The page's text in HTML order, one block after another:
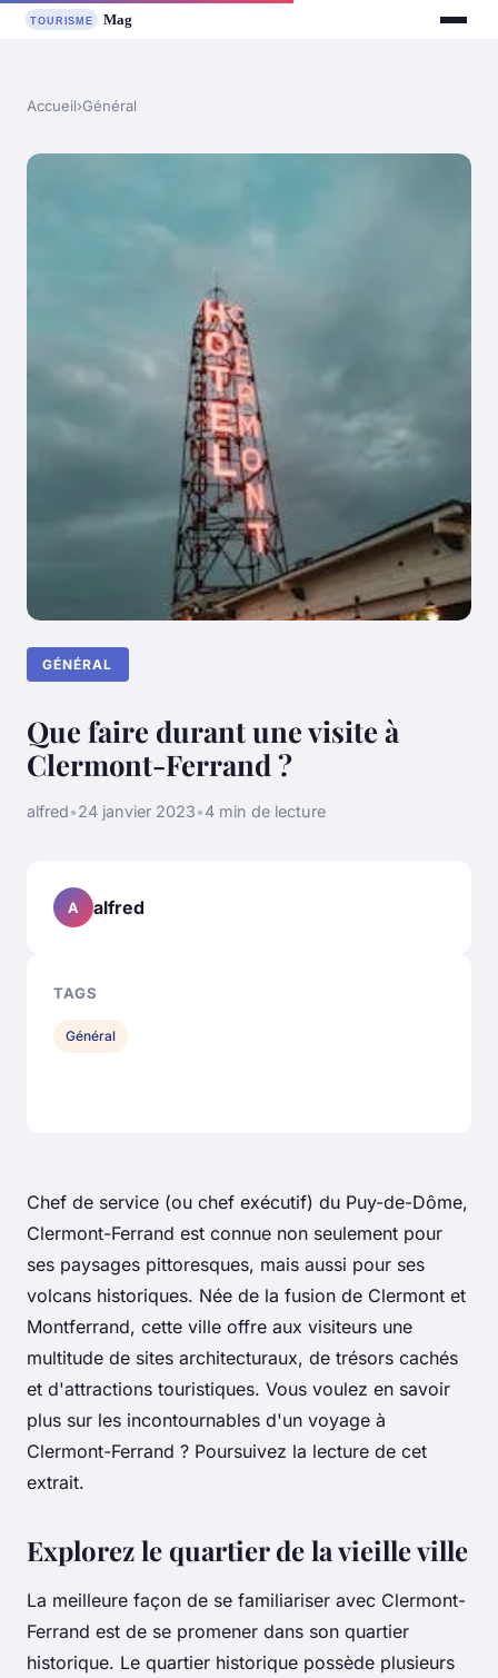
Accueil›Général
GÉNÉRAL
Que faire durant une visite à
Clermont-Ferrand ?
alfred•24 janvier 2023•4 min de lecture
Chef de service (ou chef exécutif) du Puy-de-Dôme,
Clermont-Ferrand est connue non seulement pour
ses paysages pittoresques, mais aussi pour ses
volcans historiques. Née de la fusion de Clermont et
Montferrand, cette ville offre aux visiteurs une
multitude de sites architecturaux, de trésors cachés
et d'attractions touristiques. Vous voulez en savoir
plus sur les incontournables d'un voyage à
Clermont-Ferrand ? Poursuivez la lecture de cet
extrait.
Explorez le quartier de la vieille ville
La meilleure façon de se familiariser avec Clermont-
Ferrand est de se promener dans son quartier
historique. Le quartier historique possède plusieurs
A alfred
TAGS
Général